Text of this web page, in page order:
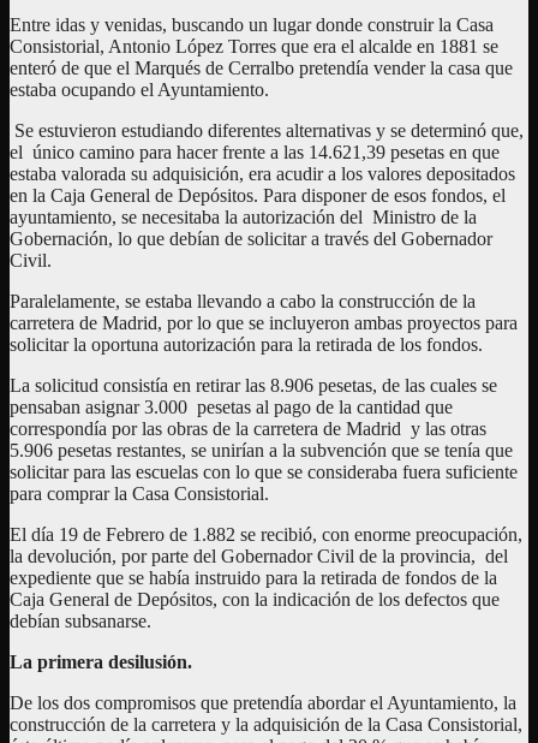
Entre idas y venidas, buscando un lugar donde construir la Casa
Consistorial, Antonio López Torres que era el alcalde en 1881 se
enteró de que el Marqués de Cerralbo pretendía vender la casa que
estaba ocupando el Ayuntamiento.
Se estuvieron estudiando diferentes alternativas y se determinó que,
el único camino para hacer frente a las 14.621,39 pesetas en que
estaba valorada su adquisición, era acudir a los valores depositados
en la Caja General de Depósitos. Para disponer de esos fondos, el
ayuntamiento, se necesitaba la autorización del Ministro de la
Gobernación, lo que debían de solicitar a través del Gobernador
Civil.
Paralelamente, se estaba llevando a cabo la construcción de la
carretera de Madrid, por lo que se incluyeron ambas proyectos para
solicitar la oportuna autorización para la retirada de los fondos.
La solicitud consistía en retirar las 8.906 pesetas, de las cuales se
pensaban asignar 3.000 pesetas al pago de la cantidad que
correspondía por las obras de la carretera de Madrid y las otras
5.906 pesetas restantes, se unirían a la subvención que se tenía que
solicitar para las escuelas con lo que se consideraba fuera suficiente
para comprar la Casa Consistorial.
El día 19 de Febrero de 1.882 se recibió, con enorme preocupación,
la devolución, por parte del Gobernador Civil de la provincia, del
expediente que se había instruido para la retirada de fondos de la
Caja General de Depósitos, con la indicación de los defectos que
debían subsanarse.
La primera desilusión.
De los dos compromisos que pretendía abordar el Ayuntamiento, la
construcción de la carretera y la adquisición de la Casa Consistorial,